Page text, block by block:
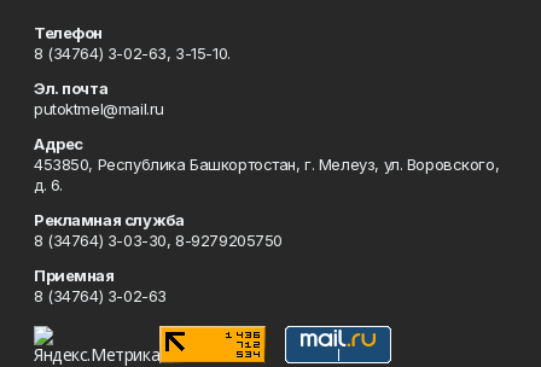
Телефон
8 (34764) 3-02-63, 3-15-10.
Эл. почта
putoktmel@mail.ru
Адрес
453850, Республика Башкортостан, г. Мелеуз, ул. Воровского,
д. 6.
Рекламная служба
8 (34764) 3-03-30, 8-9279205750
Приемная
8 (34764) 3-02-63